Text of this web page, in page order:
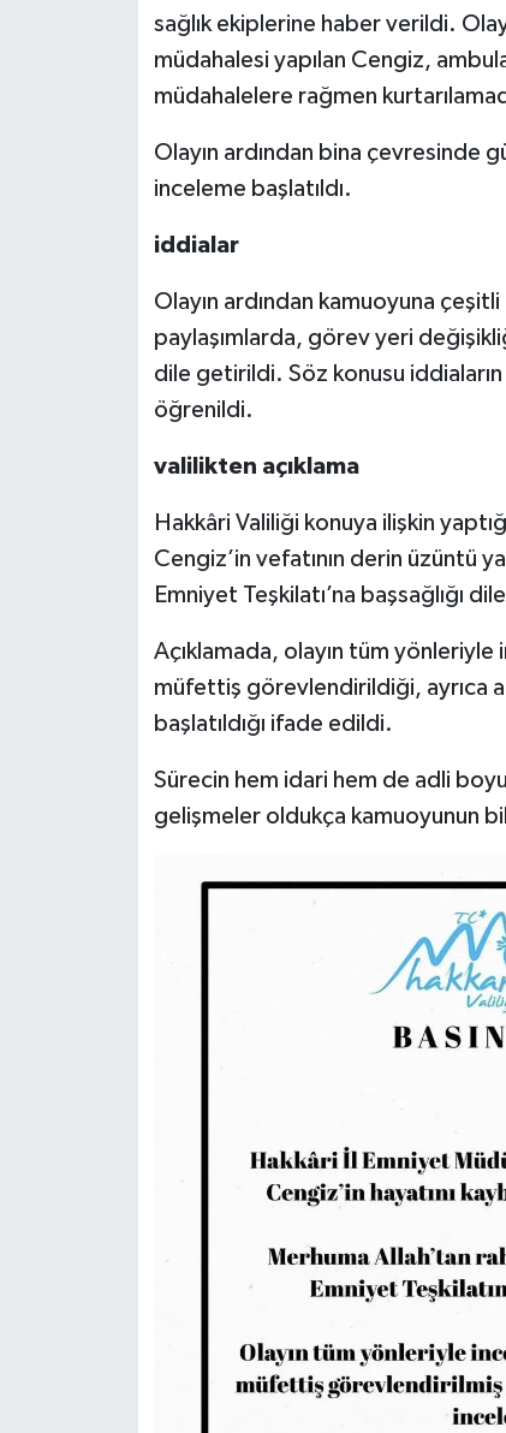
sağlık ekiplerine haber verildi.
müdahalesi yapılan Cengiz,
müdahalelere rağmen
Olayın ardından bina çevresinde
inceleme başlatıldı.
iddialar
Olayın ardından kamuoyuna
paylaşımlarda, görev yeri
dile getirildi. Söz konusu
öğrenildi.
valilikten açıklama
Hakkâri Valiliği konuya ilişkin
Cengiz’in vefatının derin üzüntü
Emniyet Teşkilatı’na başsağlığı
Açıklamada, olayın tüm yönleriyle
müfettiş görevlendirildiği, ayrıca
başlatıldığı ifade edildi.
Sürecin hem idari hem de adli
gelişmeler oldukça kamuoyunun